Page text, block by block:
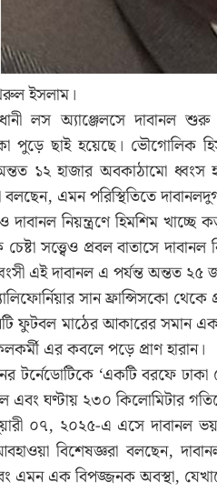
ইসলাম।
লস অ্যাঞ্জেলসে দাবানল
পুড়ে ছাই হয়েছে। ভৌগোলিক
অন্তত ১২ হাজার অবকাঠামো
বলছেন, এমন পরিস্থিতিতে
দাবানল নিয়ন্ত্রণে হিমশিম
সত্ত্বেও প্রবল বাতাসে দাবানল
এই দাবানল এ পর্যন্ত অন্তত ২৫
সান ফ্রান্সিসকো
ফুটবল মাঠের আকারের সমান
এর কবলে পড়ে প্রাণ হারান।
টর্নেডোটিকে ‘একটি বরফে
এবং ঘণ্টায় ২৩০ কিলোমিটার
০৭, ২০২৫-এ এসে দাবানল
বিশেষজ্ঞরা বলছেন,
এমন এক বিপজ্জনক অবস্থা,